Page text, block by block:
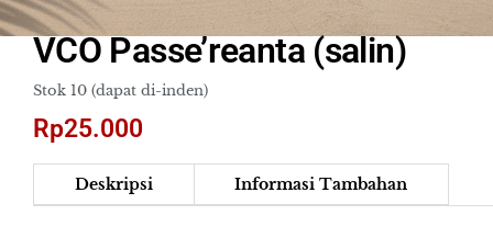
VCO Passe’reanta (salin)
Stok 10 (dapat di-inden)
Rp25.000
Deskripsi Informasi Tambahan